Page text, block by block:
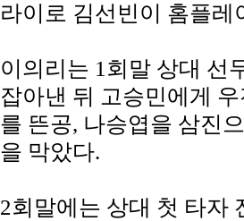
라이로 김선빈이 홈플레
이의리는 1회말 상대 선
잡아낸 뒤 고승민에게
를 뜬공, 나승엽을 삼진
을 막았다.
2회말에는 상대 첫 타자